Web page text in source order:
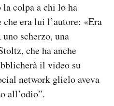
la colpa a chi lo ha
era lui l’autore: «Era
scherzo, una
che ha anche
il video su
network glielo aveva
all’odio”.